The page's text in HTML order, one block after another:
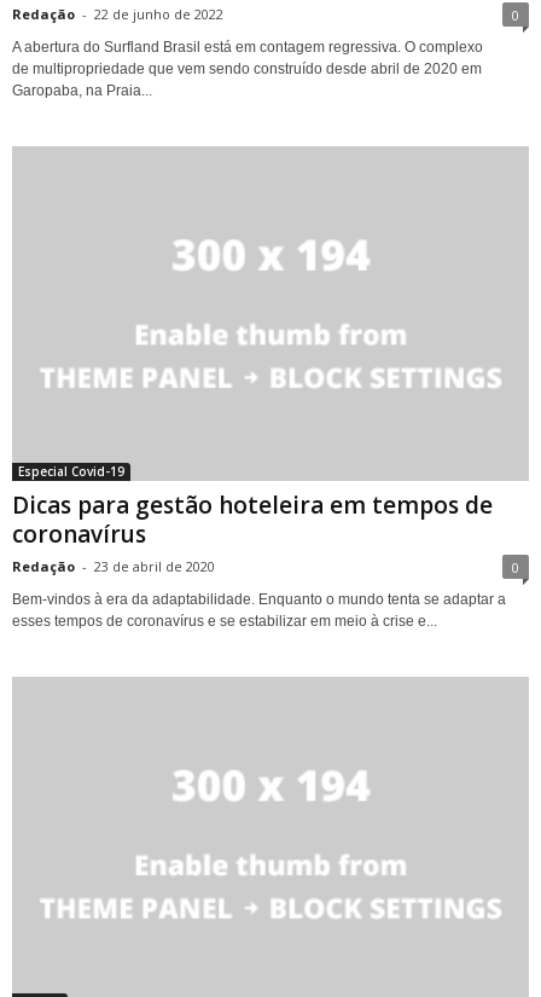
Redação - 22 de junho de 2022 0
A abertura do Surfland Brasil está em contagem regressiva. O complexo
de multipropriedade que vem sendo construído desde abril de 2020 em
Garopaba, na Praia...
Especial Covid-19
Dicas para gestão hoteleira em tempos de
coronavírus
Redação - 23 de abril de 2020 0
Bem-vindos à era da adaptabilidade. Enquanto o mundo tenta se adaptar a
esses tempos de coronavírus e se estabilizar em meio à crise e...